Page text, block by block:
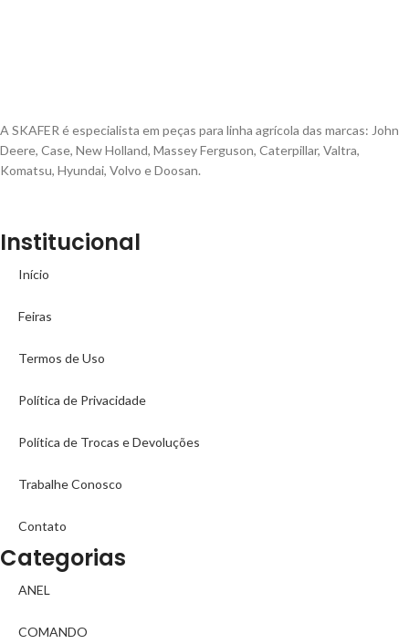
A SKAFER é especialista em peças para linha agrícola das marcas: John
Deere, Case, New Holland, Massey Ferguson, Caterpillar, Valtra,
Komatsu, Hyundai, Volvo e Doosan.
Institucional
Início
Feiras
Termos de Uso
Política de Privacidade
Política de Trocas e Devoluções
Trabalhe Conosco
Contato
Categorias
ANEL
COMANDO